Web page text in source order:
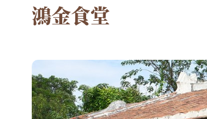
鴻金食堂